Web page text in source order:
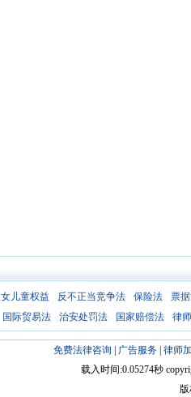
儿童权益 反不正当竞争法 保险法 票
国际贸易法 治安处罚法 国家赔偿法 律
免费法律咨询 广告服务| 律师
载入时间:0.05274秒